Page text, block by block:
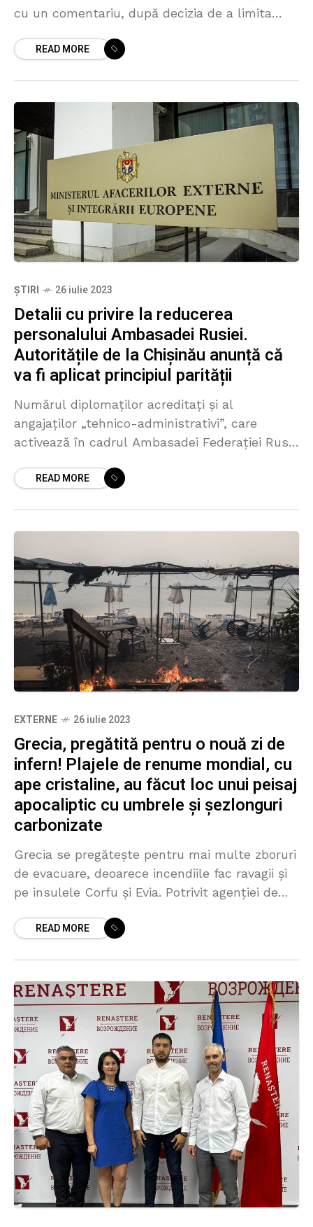
cu un comentariu, după decizia de a limita
Zaharova a declara
READ MORE
ȘTIRI 26 iulie 2023
Detalii cu privire la reducerea
personalului Ambasadei Rusiei.
Autoritățile de la Chișinău anunță că
va fi aplicat principiul parității
Numărul diplomaților acreditați și al
angajaților „tehnico-administrativi”, care
activează în cadrul Ambasadei Federației Ruse
25. Decizia a fost anunțată de
READ MORE
EXTERNE 26 iulie 2023
Grecia, pregătită pentru o nouă zi de
infern! Plajele de renume mondial, cu
ape cristaline, au făcut loc unui peisaj
apocaliptic cu umbrele și șezlonguri
carbonizate
Grecia se pregătește pentru mai multe zboruri
de evacuare, deoarece incendiile fac ravagii și
pe insulele Corfu și Evia. Potrivit agenției de
READ MORE